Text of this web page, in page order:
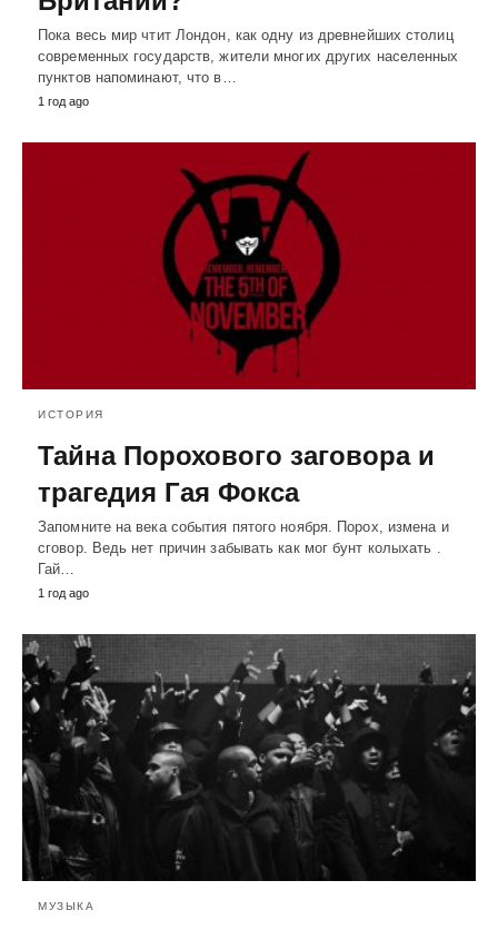
Пока весь мир чтит Лондон, как одну из древнейших столиц
современных государств, жители многих других населенных
пунктов напоминают, что в…
1 год ago
ИСТОРИЯ
Тайна Порохового заговора и
трагедия Гая Фокса
Запомните на века события пятого ноября. Порох, измена и
сговор. Ведь нет причин забывать как мог бунт колыхать .
Гай…
1 год ago
МУЗЫКА